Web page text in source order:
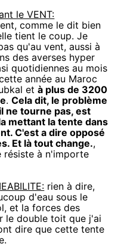
le VENT:
comme le dit bien
tient le coup. Je
qu'au vent, aussi à
des averses hyper
quotidiennes au mois
année au Maroc
età plus de 3200
.Cela dit, le problème
ne tourne pas, est
mettant la tente dans
C'est a dire opposé
Et là tout change.,
résiste à n'importe
rien à dire,
d'eau sous le
et la forces des
le double toit que j'ai
dire que cette tente